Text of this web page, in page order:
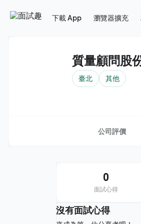
下載 App 瀏覽器擴充
質量顧問股
臺北 其他
公司評價
0
面試心得
沒有面試心得